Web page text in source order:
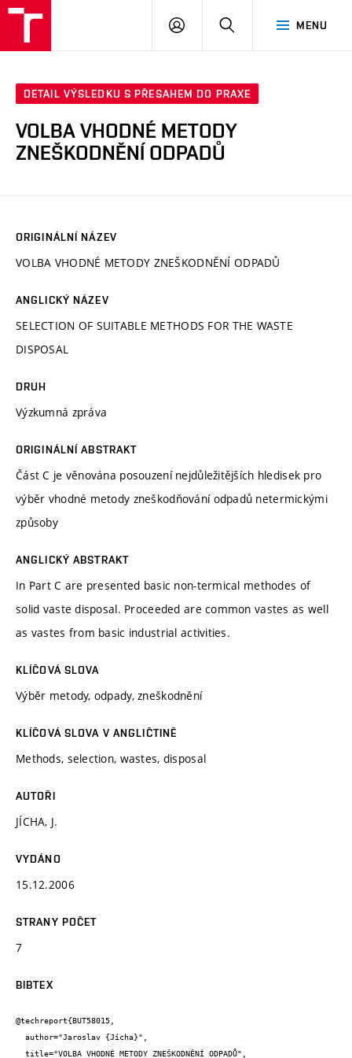
MENU
PŘIHLÁSIT
DETAIL VÝSLEDKU S PŘESAHEM DO PRAXE
VOLBA VHODNÉ METODY
ZNEŠKODNĚNÍ ODPADŮ
ORIGINÁLNÍ NÁZEV
VOLBA VHODNÉ METODY ZNEŠKODNĚNÍ ODPADŮ
ANGLICKÝ NÁZEV
SELECTION OF SUITABLE METHODS FOR THE WASTE
DISPOSAL
DRUH
Výzkumná zpráva
ORIGINÁLNÍ ABSTRAKT
Část C je věnována posouzení nejdůležitějších hledisek pro
výběr vhodné metody zneškodňování odpadů netermickými
způsoby
ANGLICKÝ ABSTRAKT
In Part C are presented basic non-termical methodes of
solid vaste disposal. Proceeded are common vastes as well
as vastes from basic industrial activities.
KLÍČOVÁ SLOVA
Výběr metody, odpady, zneškodnění
KLÍČOVÁ SLOVA V ANGLIČTINĚ
Methods, selection, wastes, disposal
AUTOŘI
JÍCHA, J.
VYDÁNO
15.12.2006
STRANY POČET
7
BIBTEX
@techreport{BUT58015,